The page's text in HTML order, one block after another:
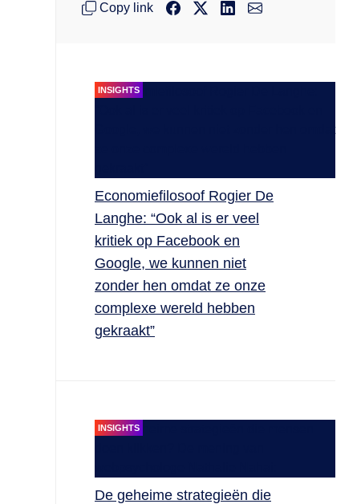
Copy link
INSIGHTS
Economiefilosoof Rogier De
Langhe: “Ook al is er veel
kritiek op Facebook en
Google, we kunnen niet
zonder hen omdat ze onze
complexe wereld hebben
gekraakt”
INSIGHTS
De geheime strategieën die